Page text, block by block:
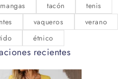
tacón
tenis
vaqueros
verano
étnico
recientes